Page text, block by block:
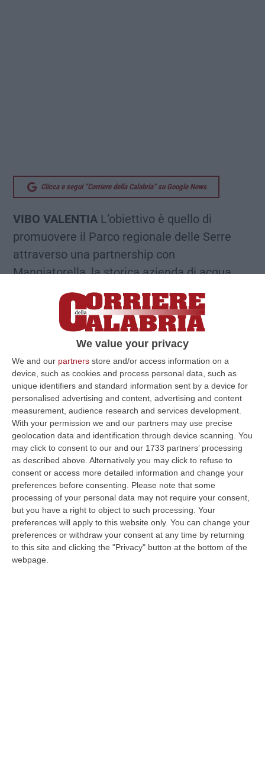
We value your privacy
We and our partners store and/or access information on a
device, such as cookies and process personal data, such as
unique identifiers and standard information sent by a device for
personalised advertising and content, advertising and content
measurement, audience research and services development.
With your permission we and our partners may use precise
geolocation data and identification through device scanning. You
may click to consent to our and our 1733 partners’ processing
as described above. Alternatively you may click to refuse to
consent or access more detailed information and change your
preferences before consenting.
Please note that some
processing of your personal data may not require your consent,
but you have a right to object to such processing. Your
preferences will apply to this website only. You can change your
preferences or withdraw your consent at any time by returning
to this site and clicking the "Privacy" button at the bottom of the
webpage.
Clicca e segui “Corriere della Calabria” su Google News
VIBO VALENTIA L’obiettivo è quello di
promuovere il Parco regionale delle Serre
attraverso una partnership con
Mangiatorella, la storica azienda di acqua
minerale, in un tentativo di creare le
condizioni di sviluppo del turismo sostenibile
in un’area vasta come quella delle Serre. È la
mission del nuovocontest “Quattro stagioni
per quattro colori”, presentato questa
mattina al Cev di Palazzo Gagliardi di Vibo
Valentia dal commissario del “Parco delle
Serre”, Alfonso Grillo, e Pietro Federico,
amministratore di Mangiatorella.
12 scatti per il calendario 2023
«Insieme a Mangiatorella – spiega Grillo ai
microfoni del Corriere della Calabria –
stiamo portando avanti questa idea del
format che giorno 16 dicembre sarà